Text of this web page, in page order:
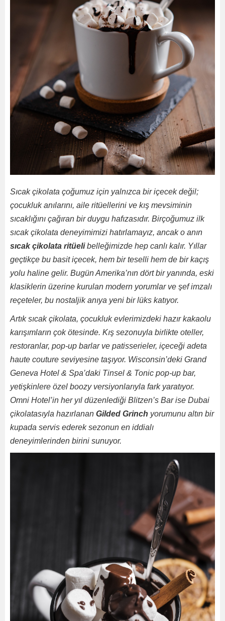
Sıcak çikolata çoğumuz için yalnızca bir içecek değil;
çocukluk anılarını, aile ritüellerini ve kış mevsiminin
sıcaklığını çağıran bir duygu hafızasıdır. Birçoğumuz ilk
sıcak çikolata deneyimimizi hatırlamayız, ancak o anın
sıcak çikolata ritüelibelleğimizde hep canlı kalır. Yıllar
geçtikçe bu basit içecek, hem bir teselli hem de bir kaçış
yolu haline gelir. Bugün Amerika’nın dört bir yanında, eski
klasiklerin üzerine kurulan modern yorumlar ve şef imzalı
reçeteler, bu nostaljik anıya yeni bir lüks katıyor.
Artık sıcak çikolata, çocukluk evlerimizdeki hazır kakaolu
karışımların çok ötesinde. Kış sezonuyla birlikte oteller,
restoranlar, pop-up barlar ve patisserieler, içeceği adeta
haute couture seviyesine taşıyor. Wisconsin’deki Grand
Geneva Hotel & Spa’daki Tinsel & Tonic pop-up bar,
yetişkinlere özel boozy versiyonlarıyla fark yaratıyor.
Omni Hotel’in her yıl düzenlediği Blitzen’s Bar ise Dubai
çikolatasıyla hazırlanan Gilded Grinch yorumunu altın bir
kupada servis ederek sezonun en iddialı
deneyimlerinden birini sunuyor.